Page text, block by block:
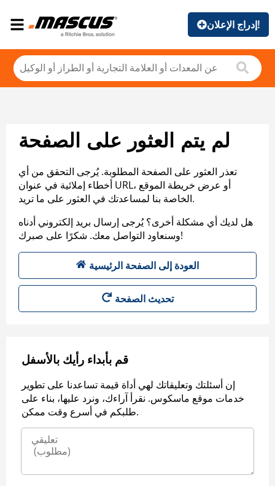
إدراج الإعلان!
لم يتم العثور على الصفحة
تعذر العثور على الصفحة المطلوبة. يُرجى التحقق من أي
أخطاء إملائية في عنوان URL، أو عرض خريطة الموقع
الخاصة بنا لمساعدتك في العثور على ما تريد.
هل لديك أي مشكلة أخرى؟ يُرجى إرسال بريد إلكتروني أدناه
وسنعاود التواصل معك. شكرًا على صبرك!
العودة إلى الصفحة الرئيسية
تحديث الصفحة
قم بأبداء رأيك بالأسفل
إن أسئلتك وتعليقاتك لهي أداة قيمة تساعدنا على تطوير
خدمات موقع ماسكوس. نقرأ آراءك، ونرد عليها، بناء على
طلبكم في أسرع وقت ممكن.